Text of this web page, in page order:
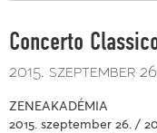
Concerto
2015. szeptember
ZENEAKADÉMIA
2015. szeptember 26. /